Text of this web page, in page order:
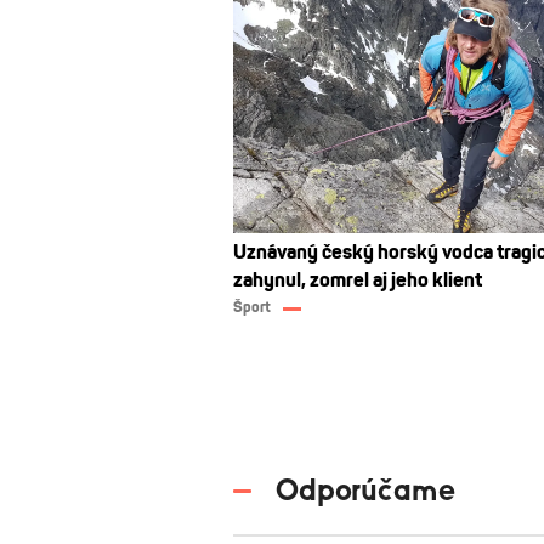
Uznávaný český horský vodca
zahynul, zomrel aj jeho klient
Šport
Odporúčame